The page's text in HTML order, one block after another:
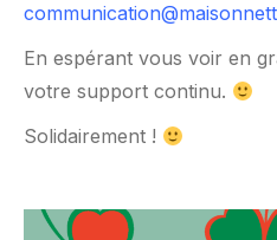
En espérant vous voir en
votre support continu.
Solidairement !